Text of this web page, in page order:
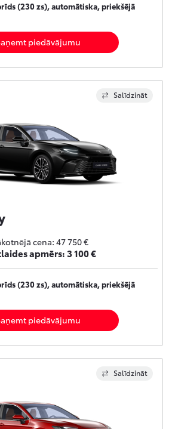
(230 zs), automātiska, priekšējā
piedāvājumu
Salīdzināt
cena: 47 750 €
apmērs:3 100 €
(230 zs), automātiska, priekšējā
piedāvājumu
Salīdzināt